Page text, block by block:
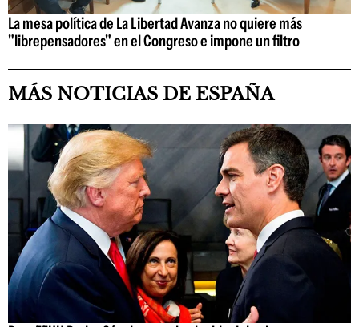
La mesa política de La Libertad Avanza no quiere más
"librepensadores" en el Congreso e impone un filtro
MÁS NOTICIAS DE ESPAÑA